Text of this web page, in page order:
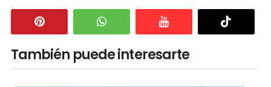
También puede interesarte